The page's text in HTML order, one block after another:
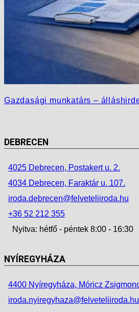
Gazdasági munkatárs –
DEBRECEN
4025 Debrecen, Postakert u. 2.
4034 Debrecen, Faraktár u. 107.
iroda.debrecen@felveteliiroda.hu
+36 52 212 355
Nyitva: hétfő - péntek 8:00 - 16:30
NYÍREGYHÁZA
4400 Nyíregyháza, Móricz
iroda.nyiregyhaza@felveteliiroda.hu